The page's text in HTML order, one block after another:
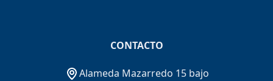
CONTACTO
Alameda Mazarredo 15 bajo